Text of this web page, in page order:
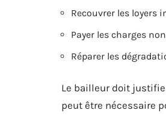
Recouvrer les loyers
Payer les charges
Réparer les
Le bailleur doit
peut être nécessaire